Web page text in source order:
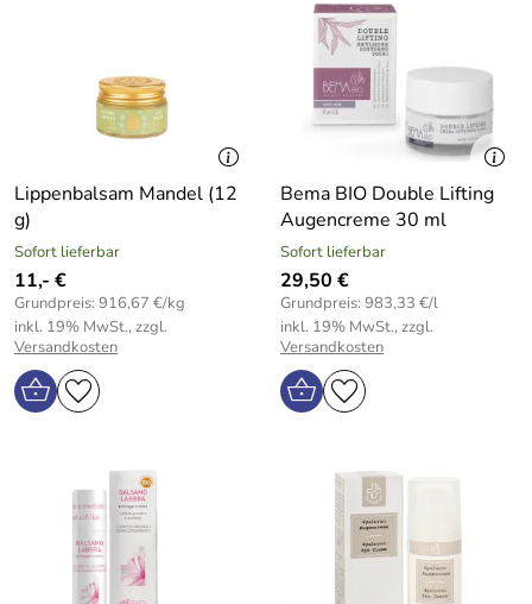
Lippenbalsam Mandel (12
g)
Sofort lieferbar
11,- €
Grundpreis: 916,67 €/kg
inkl. 19% MwSt., zzgl.
Versandkosten
Bema BIO Double Lifting
Augencreme 30 ml
Sofort lieferbar
29,50 €
Grundpreis: 983,33 €/l
inkl. 19% MwSt., zzgl.
Versandkosten